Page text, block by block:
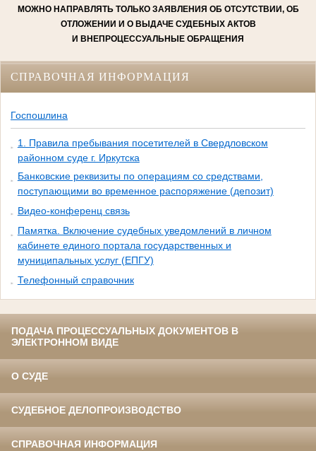
МОЖНО НАПРАВЛЯТЬ ТОЛЬКО ЗАЯВЛЕНИЯ ОБ ОТСУТСТВИИ, ОБ
ОТЛОЖЕНИИ И О ВЫДАЧЕ СУДЕБНЫХ АКТОВ
И ВНЕПРОЦЕССУАЛЬНЫЕ ОБРАЩЕНИЯ
СПРАВОЧНАЯ ИНФОРМАЦИЯ
Госпошлина
1. Правила пребывания посетителей в Свердловском
районном суде г. Иркутска
Банковские реквизиты по операциям со средствами,
поступающими во временное распоряжение (депозит)
Видео-конференц связь
Памятка. Включение судебных уведомлений в личном
кабинете единого портала государственных и
муниципальных услуг (ЕПГУ)
Телефонный справочник
ПОДАЧА ПРОЦЕССУАЛЬНЫХ ДОКУМЕНТОВ В
ЭЛЕКТРОННОМ ВИДЕ
О СУДЕ
СУДЕБНОЕ ДЕЛОПРОИЗВОДСТВО
СПРАВОЧНАЯ ИНФОРМАЦИЯ